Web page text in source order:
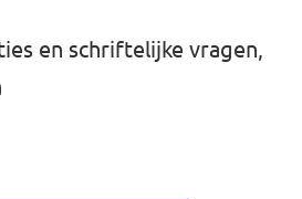
en schriftelijke vragen,